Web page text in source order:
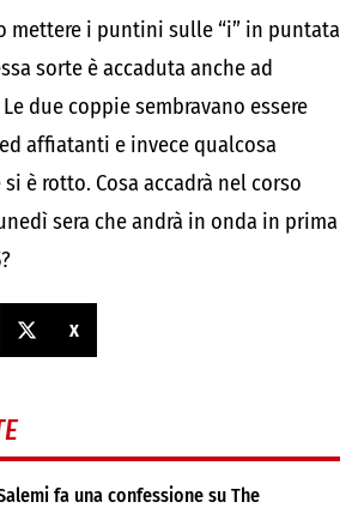
mettere i puntini sulle “i” in puntata
sorte è accaduta anche ad
due coppie sembravano essere
affiatanti e invece qualcosa
è rotto. Cosa accadrà nel corso
sera che andrà in onda in prima
X
fa una confessione su The